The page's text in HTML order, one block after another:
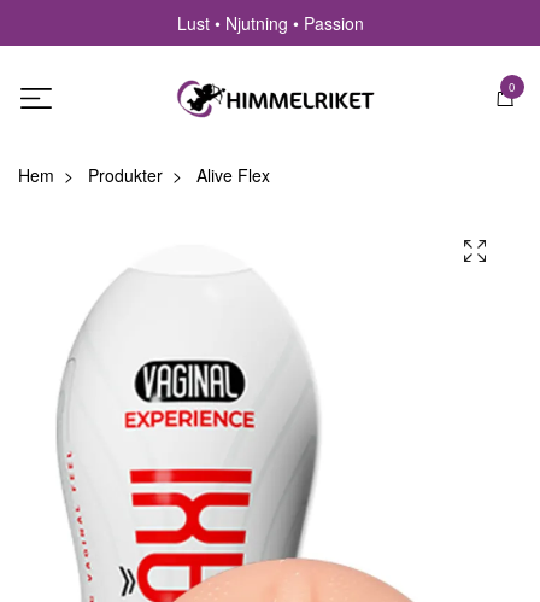
Lust • Njutning • Passion
0
Hem Produkter Alive Flex